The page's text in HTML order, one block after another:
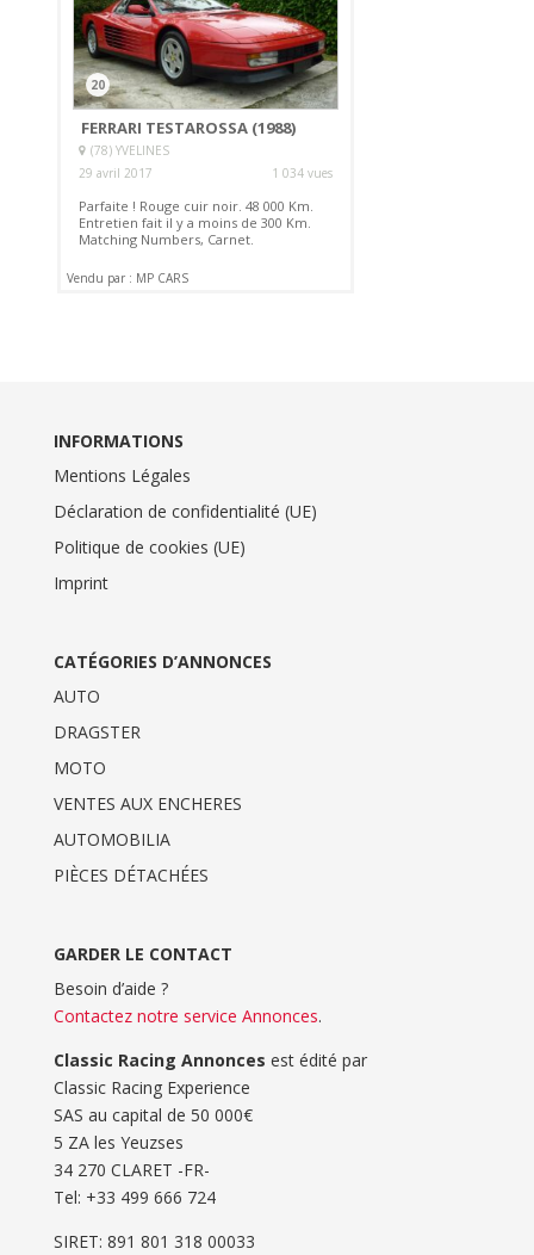
20
FERRARI TESTAROSSA (1988)
(78) YVELINES
29 avril 2017
1 034 vues
Parfaite ! Rouge cuir noir. 48 000 Km.
Entretien fait il y a moins de 300 Km.
Matching Numbers, Carnet.
Vendu par : MP CARS
INFORMATIONS
Mentions Légales
Déclaration de confidentialité (UE)
Politique de cookies (UE)
Imprint
CATÉGORIES D’ANNONCES
AUTO
DRAGSTER
MOTO
VENTES AUX ENCHERES
AUTOMOBILIA
PIÈCES DÉTACHÉES
GARDER LE CONTACT
Besoin d’aide ?
Contactez notre service Annonces.
Classic Racing Annonces est édité par
Classic Racing Experience
SAS au capital de 50 000€
5 ZA les Yeuzses
34 270 CLARET -FR-
Tel: ‭+33 499 666 724‬
SIRET: 891 801 318 00033